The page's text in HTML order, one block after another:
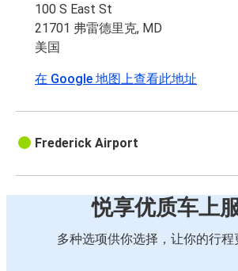
100 S East St
21701 弗雷德里克, MD
美国
在 Google 地图上查看此地址
Frederick Airport
悦享优质车上
多种选项供你选择，让你的行程